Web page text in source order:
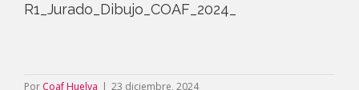
R1_Jurado_Dibujo_COAF_2024_
Por Coaf Huelva | 23 diciembre, 2024